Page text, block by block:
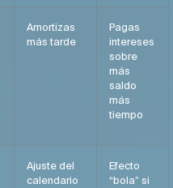
Amortizas
más tarde
Pagas
intereses
sobre
más
saldo
más
tiempo
Ajuste del
calendario
Efecto
“bola” si